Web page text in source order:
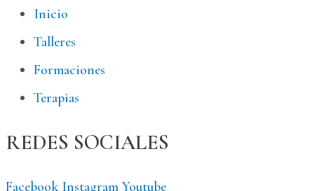
Inicio
Talleres
Formaciones
Terapias
REDES SOCIALES
Facebook Instagram Youtube